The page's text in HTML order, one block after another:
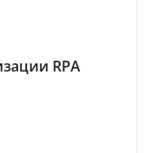
RPA